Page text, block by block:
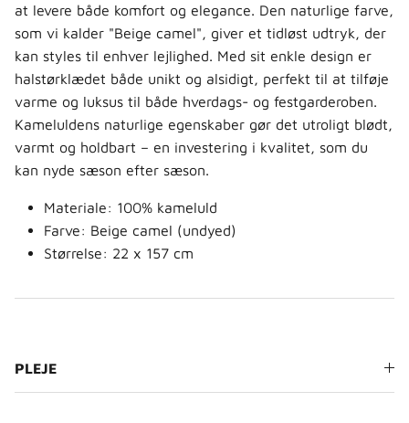
at levere både komfort og elegance. Den naturlige farve,
som vi kalder "Beige camel", giver et tidløst udtryk, der
kan styles til enhver lejlighed. Med sit enkle design er
halstørklædet både unikt og alsidigt, perfekt til at tilføje
varme og luksus til både hverdags- og festgarderoben.
Kameluldens naturlige egenskaber gør det utroligt blødt,
varmt og holdbart – en investering i kvalitet, som du
kan nyde sæson efter sæson.
Materiale: 100% kameluld
Farve: Beige camel (undyed)
Størrelse: 22 x 157 cm
PLEJE